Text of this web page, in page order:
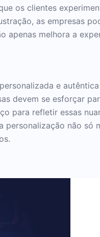
os clientes
as empresas
apenas melhora a
e
devem se esforçar
para refletir essas
não só